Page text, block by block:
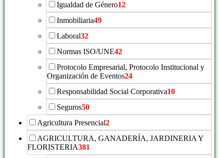
Igualdad de Género12
Inmobiliaria49
Laboral32
Normas ISO/UNE42
Protocolo Empresarial, Protocolo Institucional y
Organización de Eventos24
Responsabilidad Social Corporativa10
Seguros50
Agricultura Presencial2
AGRICULTURA, GANADERÍA, JARDINERIA Y
FLORISTERIA381